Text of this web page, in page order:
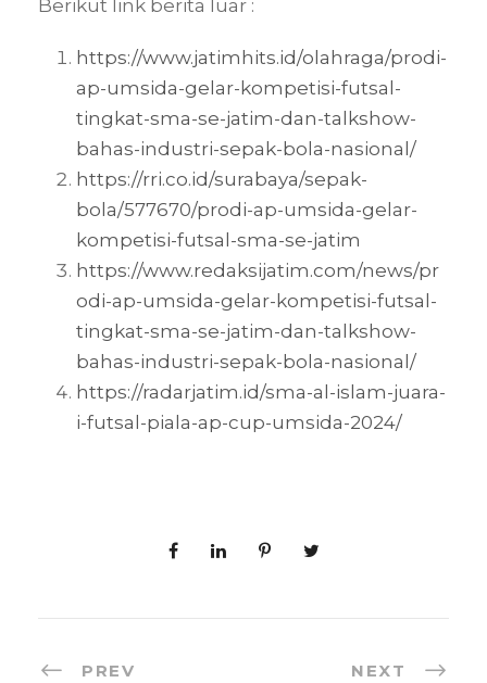
Berikut link berita luar :
https://www.jatimhits.id/olahraga/prodi-
ap-umsida-gelar-kompetisi-futsal-
tingkat-sma-se-jatim-dan-talkshow-
bahas-industri-sepak-bola-nasional/
https://rri.co.id/surabaya/sepak-
bola/577670/prodi-ap-umsida-gelar-
kompetisi-futsal-sma-se-jatim
https://www.redaksijatim.com/news/pr
odi-ap-umsida-gelar-kompetisi-futsal-
tingkat-sma-se-jatim-dan-talkshow-
bahas-industri-sepak-bola-nasional/
https://radarjatim.id/sma-al-islam-juara-
i-futsal-piala-ap-cup-umsida-2024/
PREV NEXT